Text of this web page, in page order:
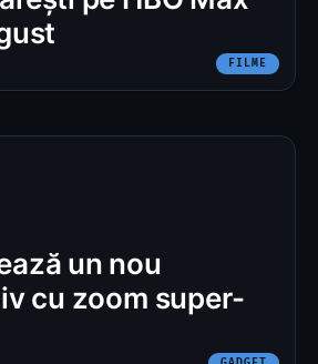
FILME
un nou
cu zoom super-